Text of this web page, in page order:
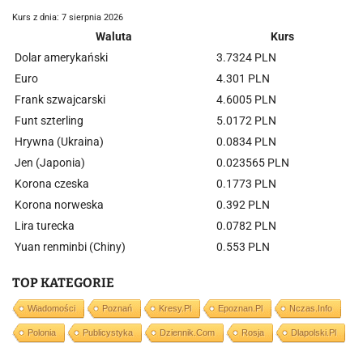
Kurs z dnia: 7 sierpnia 2026
Waluta
Kurs
Dolar amerykański
3.7324 PLN
Euro
4.301 PLN
Frank szwajcarski
4.6005 PLN
Funt szterling
5.0172 PLN
Hrywna (Ukraina)
0.0834 PLN
Jen (Japonia)
0.023565 PLN
Korona czeska
0.1773 PLN
Korona norweska
0.392 PLN
Lira turecka
0.0782 PLN
Yuan renminbi (Chiny)
0.553 PLN
TOP KATEGORIE
Wiadomości Poznań Kresy.pl Epoznan.pl Nczas.info
Polonia Publicystyka Dziennik.com Rosja Dlapolski.pl